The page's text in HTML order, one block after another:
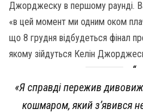
Джорджеску в першому раунді.
«в цей момент ми одним оком
що 8 грудня відбудеться фінал
якому зійдуться Келін
«Я справді пережив
кошмаром, який з’явився